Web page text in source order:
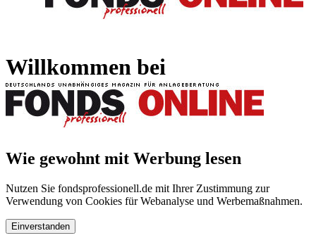
Willkommen bei
Wie gewohnt mit Werbung lesen
Nutzen Sie fondsprofessionell.de mit Ihrer Zustimmung zur
Verwendung von Cookies für Webanalyse und Werbemaßnahmen.
Einverstanden